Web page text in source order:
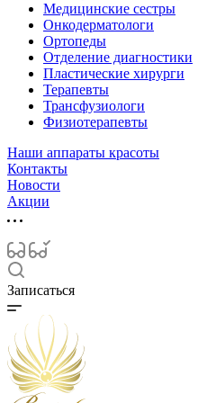
Медицинские сестры
Онкодерматологи
Ортопеды
Отделение диагностики
Пластические хирурги
Терапевты
Трансфузиологи
Физиотерапевты
Наши аппараты красоты
Контакты
Новости
Акции
Записаться